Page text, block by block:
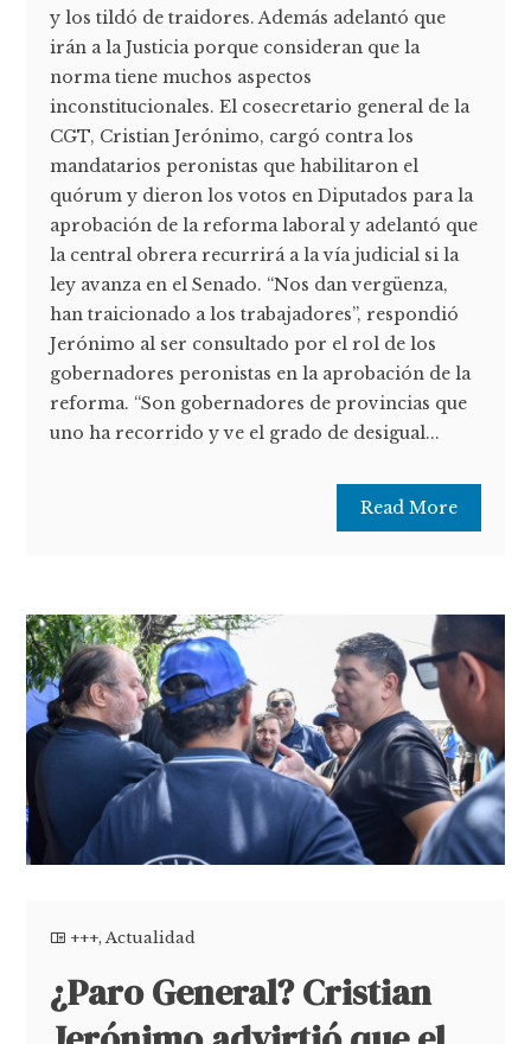
y los tildó de traidores. Además adelantó que
irán a la Justicia porque consideran que la
norma tiene muchos aspectos
inconstitucionales. El cosecretario general de la
CGT, Cristian Jerónimo, cargó contra los
mandatarios peronistas que habilitaron el
quórum y dieron los votos en Diputados para la
aprobación de la reforma laboral y adelantó que
la central obrera recurrirá a la vía judicial si la
ley avanza en el Senado. “Nos dan vergüenza,
han traicionado a los trabajadores”, respondió
Jerónimo al ser consultado por el rol de los
gobernadores peronistas en la aprobación de la
reforma. “Son gobernadores de provincias que
uno ha recorrido y ve el grado de desigual...
Read More
+++,Actualidad
¿Paro General? Cristian